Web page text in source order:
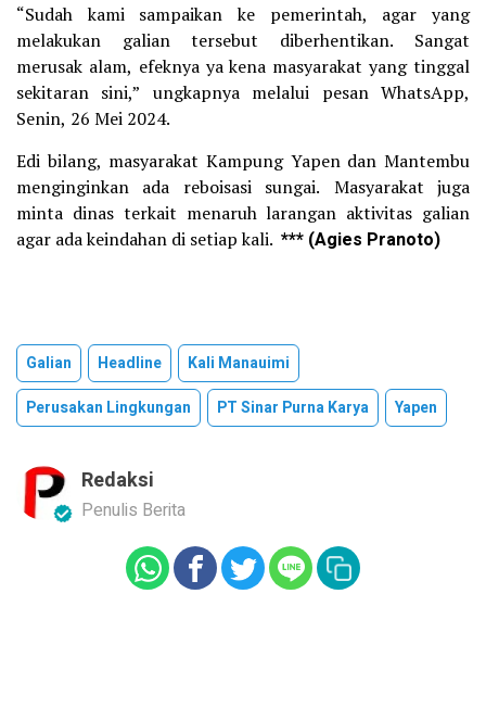
“Sudah kami sampaikan ke pemerintah, agar yang
melakukan galian tersebut diberhentikan. Sangat
merusak alam, efeknya ya kena masyarakat yang tinggal
sekitaran sini,” ungkapnya melalui pesan WhatsApp,
Senin, 26 Mei 2024.
Edi bilang, masyarakat Kampung Yapen dan Mantembu
menginginkan ada reboisasi sungai. Masyarakat juga
minta dinas terkait menaruh larangan aktivitas galian
agar ada keindahan di setiap kali. *** (Agies Pranoto)
Galian Headline
Kali Manauimi
Perusakan Lingkungan
PT Sinar Purna Karya Yapen
Redaksi
Penulis Berita